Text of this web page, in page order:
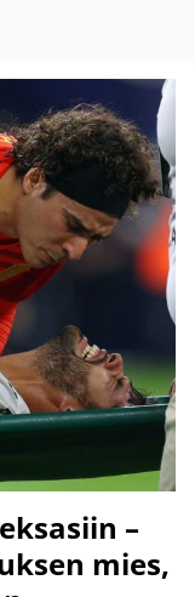
–
mies,